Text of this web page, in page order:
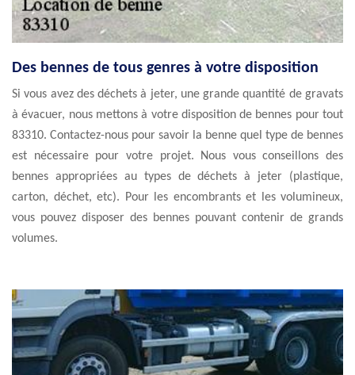
Des bennes de tous genres à votre disposition
Si vous avez des déchets à jeter, une grande quantité de gravats
à évacuer, nous mettons à votre disposition de bennes pour tout
83310. Contactez-nous pour savoir la benne quel type de bennes
est nécessaire pour votre projet. Nous vous conseillons des
bennes appropriées au types de déchets à jeter (plastique,
carton, déchet, etc). Pour les encombrants et les volumineux,
vous pouvez disposer des bennes pouvant contenir de grands
volumes.